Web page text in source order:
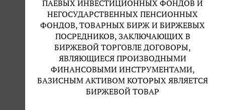
ПАЕВЫХ ИНВЕСТИЦИОННЫХ ФОНДОВ И
НЕГОСУДАРСТВЕННЫХ ПЕНСИОННЫХ
ФОНДОВ, ТОВАРНЫХ БИРЖ И БИРЖЕВЫХ
ПОСРЕДНИКОВ, ЗАКЛЮЧАЮЩИХ В
БИРЖЕВОЙ ТОРГОВЛЕ ДОГОВОРЫ,
ЯВЛЯЮЩИЕСЯ ПРОИЗВОДНЫМИ
ФИНАНСОВЫМИ ИНСТРУМЕНТАМИ,
БАЗИСНЫМ АКТИВОМ КОТОРЫХ ЯВЛЯЕТСЯ
БИРЖЕВОЙ ТОВАР